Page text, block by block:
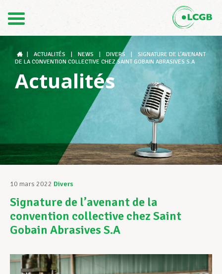
DE
Le LCGB
Structures syndicales
Assistance au Travail
Vos droits
ACTUALITÉS NEWS DIVERS
SIGNATURE DE L’AVENANT
DE LA CONVENTION COLLECTIVE CHEZ SAINT GOBAIN ABRASIVES S.A
Actualités
10 mars 2022 Divers
Signature de l’avenant de la
convention collective chez Saint
Gobain Abrasives S.A